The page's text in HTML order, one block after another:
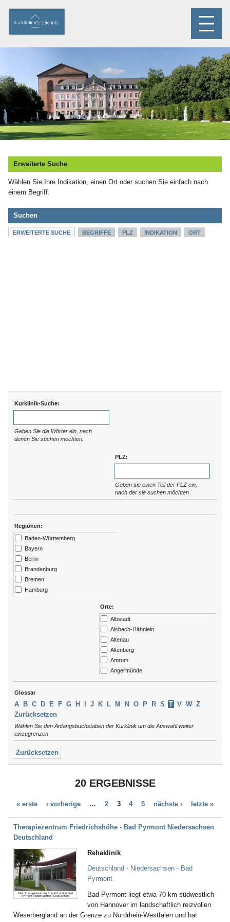
Erweiterte Suche
Wählen Sie Ihre Indikation, einen Ort oder suchen Sie einfach nach
einem Begriff.
Suchen
ERWEITERTE SUCHE BEGRIFFE PLZ INDIKATION ORT
Kurklinik-Suche:
Geben Sie die Wörter ein, nach
denen Sie suchen möchten.
PLZ:
Geben sie einen Teil der PLZ ein,
nach der sie suchen möchten.
Regionen:
Baden-Württemberg
Bayern
Berlin
Brandenburg
Bremen
Hamburg
Sachsen-Anhalt
Schleswig-Holstein
Thüringen
Tirol
Orte:
Albstadt
Alsbach-Hähnlein
Altenau
Altenberg
Amrum
Angermünde
Ansbach
Argenbühl
Aukrug
Bad Abbach
Bad Arolsen
Bad Bellingen
Bad Bentheim
Bad Berleburg
Bad Bertrich
Bad Bevensen
Bad Blankenburg
Bad Bocklet
Bad Bodenteich
Glossar
A B C D E F G H J K L M N O P R S T V W Z
Zurücksetzen
Wählen Sie den Anfangsbuchstaben der Kurklinik um die Auswahl weiter
einzugrenzen
Zurücksetzen
20 ERGEBNISSE
« erste ‹ vorherige … 2 3 4 5 nächste › letzte »
Therapiezentrum Friedrichshöhe - Bad Pyrmont Niedersachsen
Deutschland
Bild: Therapiezentrum Friedrichshöhe Bad
Pyrmont Niedersachsen Deutschland
Rehaklinik
Deutschland - Niedersachsen - Bad
Pyrmont
Bad Pyrmont liegt etwa 70 km südwestlich
von Hannover im landschaftlich reizvollen
Weserbergland an der Grenze zu Nordrhein-Westfalen und hat